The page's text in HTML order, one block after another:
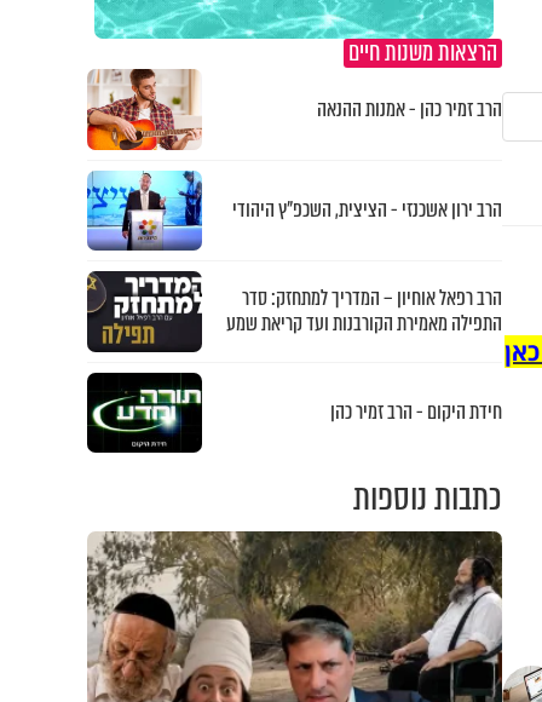
הרצאות משנות חיים
הרב זמיר כהן - אמנות ההנאה
הרב ירון אשכנזי - הציצית, השכפ"ץ היהודי
הרב רפאל אוחיון – המדריך למתחזק: סדר
התפילה מאמירת הקורבנות ועד קריאת שמע
חידת היקום - הרב זמיר כהן
כתבות נוספות